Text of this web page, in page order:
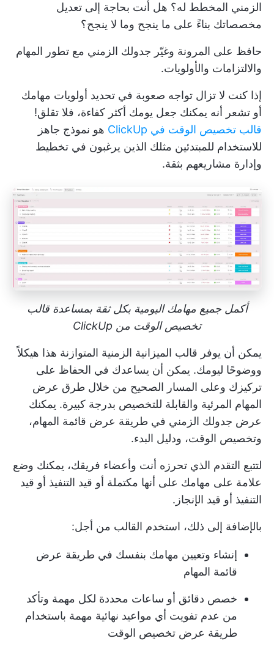
الزمني المخطط له؟ هل أنت بحاجة إلى تعديل
مخصصاتك بناءً على ما ينجح وما لا ينجح؟
حافظ على المرونة وغيّر جدولك الزمني مع تطور المهام
والالتزامات والأولويات.
إذا كنت لا تزال تواجه صعوبة في تحديد أولويات مهامك
أو تشعر أنه يمكنك جعل يومك أكثر كفاءة، فلا تقلق!
قالب تخصيص الوقت في ClickUp
هو نموذج جاهز
للاستخدام للمبتدئين مثلك الذين يرغبون في تخطيط
وإدارة مشاريعهم بثقة.
أكمل جميع مهامك اليومية بكل ثقة بمساعدة قالب
تخصيص الوقت من ClickUp
يمكن أن يوفر قالب الميزانية الزمنية المتوازنة هذا هيكلاً
ووضوحًا ليومك. يمكن أن يساعدك في الحفاظ على
تركيزك وعلى المسار الصحيح من خلال طرق عرض
المهام المرئية والقابلة للتخصيص بدرجة كبيرة. يمكنك
عرض جدولك الزمني في طريقة عرض قائمة المهام،
وتخصيص الوقت، ودليل البدء.
لتتبع التقدم الذي تحرزه أنت وأعضاء فريقك، يمكنك وضع
علامة على مهامك على أنها مكتملة أو قيد التنفيذ أو قيد
التنفيذ أو قيد الإنجاز.
بالإضافة إلى ذلك، استخدم القالب من أجل:
إنشاء وتعيين مهامك بنفسك في طريقة عرض
قائمة المهام
خصص دقائق أو ساعات محددة لكل مهمة وتأكد
من عدم تفويت أي مواعيد نهائية مهمة باستخدام
طريقة عرض تخصيص الوقت